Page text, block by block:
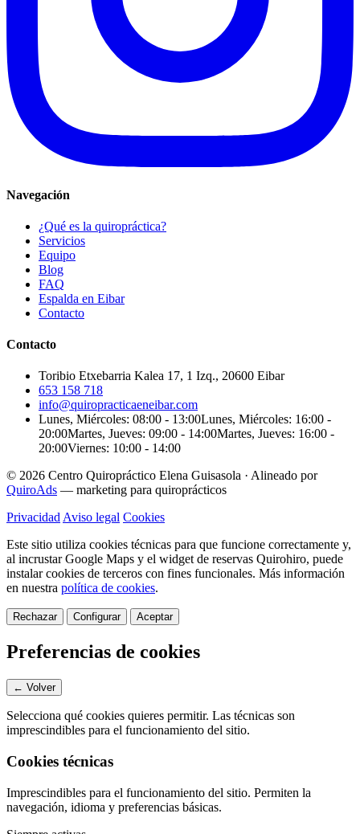
Navegación
¿Qué es la quiropráctica?
Servicios
Equipo
Blog
FAQ
Espalda en Eibar
Contacto
Contacto
Toribio Etxebarria Kalea 17, 1 Izq., 20600 Eibar
653 158 718
info@quiropracticaeneibar.com
Lunes, Miércoles: 08:00 - 13:00Lunes, Miércoles: 16:00 -
20:00Martes, Jueves: 09:00 - 14:00Martes, Jueves: 16:00 -
20:00Viernes: 10:00 - 14:00
© 2026 Centro Quiropráctico Elena Guisasola · Alineado por
QuiroAds — marketing para quiroprácticos
Privacidad Aviso legal Cookies
Este sitio utiliza cookies técnicas para que funcione correctamente y,
al incrustar Google Maps y el widget de reservas Quirohiro, puede
instalar cookies de terceros con fines funcionales. Más información
en nuestra política de cookies.
Rechazar Configurar Aceptar
Preferencias de cookies
← Volver
Selecciona qué cookies quieres permitir. Las técnicas son
imprescindibles para el funcionamiento del sitio.
Cookies técnicas
Imprescindibles para el funcionamiento del sitio. Permiten la
navegación, idioma y preferencias básicas.